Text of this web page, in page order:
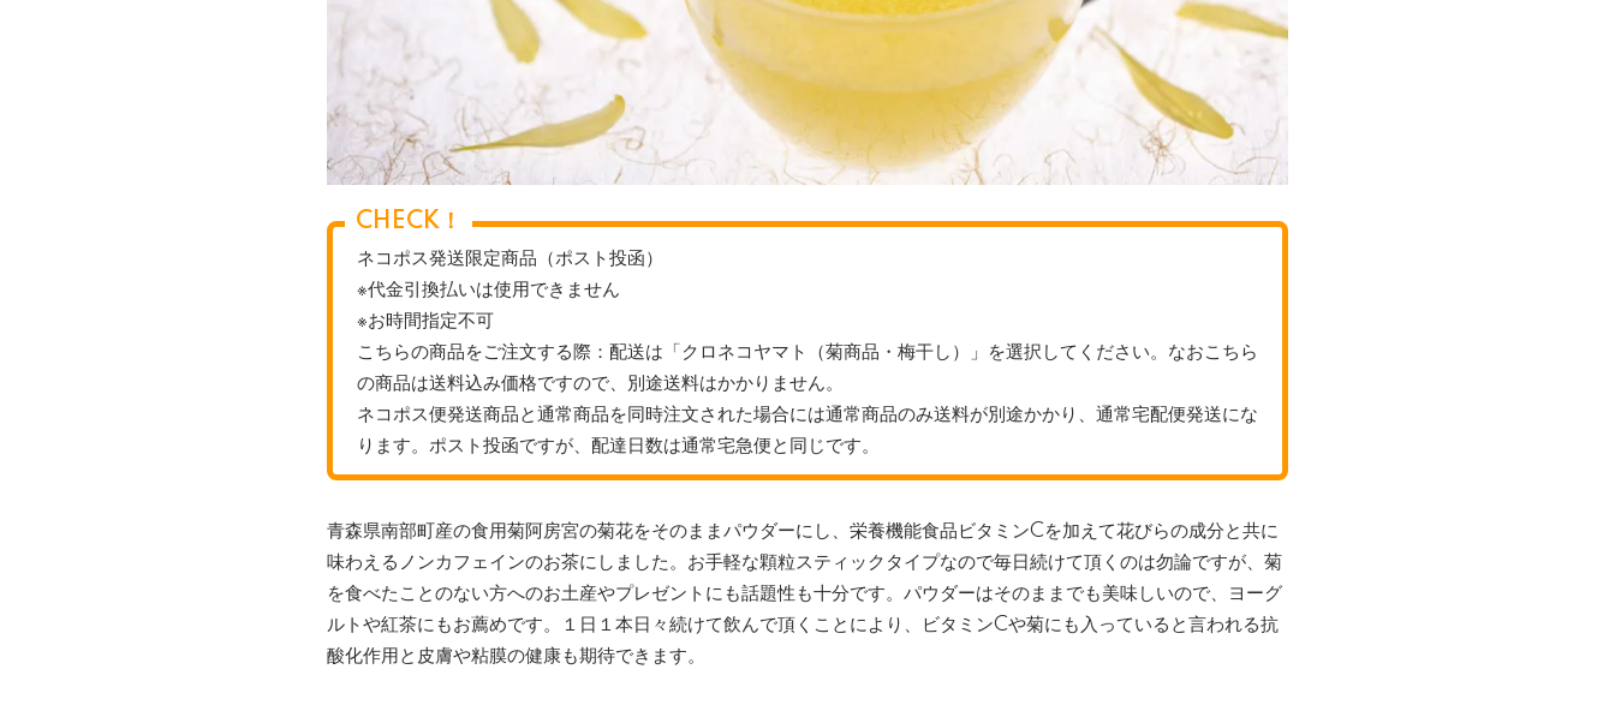
CHECK！
ネコポス発送限定商品（ポスト投函）
※代金引換払いは使用できません
※お時間指定不可
こちらの商品をご注文する際：配送は「クロネコヤマト（菊商品・梅干し）」を選択してください。なおこちら
の商品は送料込み価格ですので、別途送料はかかりません。
ネコポス便発送商品と通常商品を同時注文された場合には通常商品のみ送料が別途かかり、通常宅配便発送にな
ります。ポスト投函ですが、配達日数は通常宅急便と同じです。
青森県南部町産の食用菊阿房宮の菊花をそのままパウダーにし、栄養機能食品ビタミンCを加えて花びらの成分と共に
味わえるノンカフェインのお茶にしました。お手軽な顆粒スティックタイプなので毎日続けて頂くのは勿論ですが、菊
を食べたことのない方へのお土産やプレゼントにも話題性も十分です。パウダーはそのままでも美味しいので、ヨーグ
ルトや紅茶にもお薦めです。１日１本日々続けて飲んで頂くことにより、ビタミンCや菊にも入っていると言われる抗
酸化作用と皮膚や粘膜の健康も期待できます。